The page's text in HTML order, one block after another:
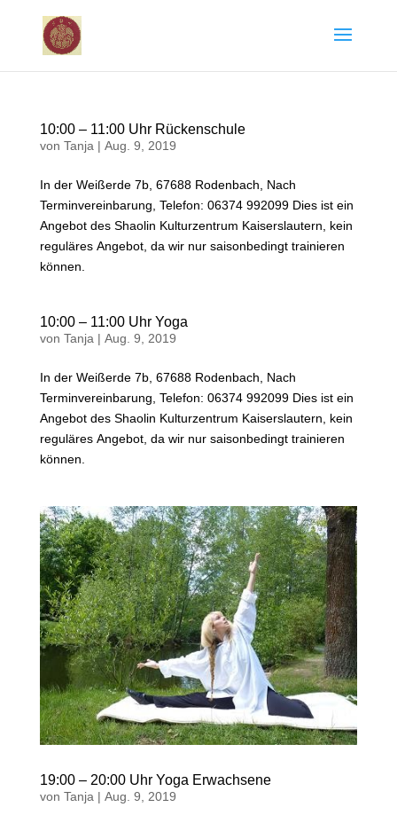
10:00 – 11:00 Uhr Rückenschule
von Tanja| Aug. 9, 2019
In der Weißerde 7b, 67688 Rodenbach, Nach
Terminvereinbarung, Telefon: 06374 992099 Dies ist ein
Angebot des Shaolin Kulturzentrum Kaiserslautern, kein
reguläres Angebot, da wir nur saisonbedingt trainieren
können.
10:00 – 11:00 Uhr Yoga
von Tanja| Aug. 9, 2019
In der Weißerde 7b, 67688 Rodenbach, Nach
Terminvereinbarung, Telefon: 06374 992099 Dies ist ein
Angebot des Shaolin Kulturzentrum Kaiserslautern, kein
reguläres Angebot, da wir nur saisonbedingt trainieren
können.
19:00 – 20:00 Uhr Yoga Erwachsene
von Tanja | Aug. 9, 2019